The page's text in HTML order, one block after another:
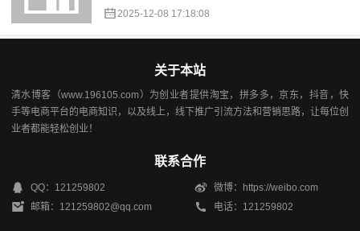
2025-12-08 17:18:08
关于本站
清水博客（www.196105.com）为创业者提供淘宝，拼多多，京东，抖音，快
手等电商平台的电商知识，以及线上，线下推广引流方法和营销思路，让每位创
业者都能轻松创业！
联系合作
QQ：121259802
微博：https://weibo.com
邮箱：121259802@qq.com
电话：121259802